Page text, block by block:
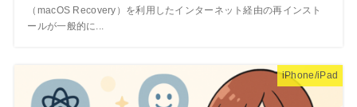
（macOS Recovery）を利用したインターネット経由の再インスト
ールが一般的に...
iPhone/iPad